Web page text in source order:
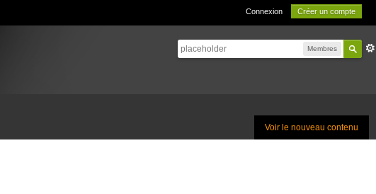
Connexion Créer un compte
Membres
Voir le nouveau contenu